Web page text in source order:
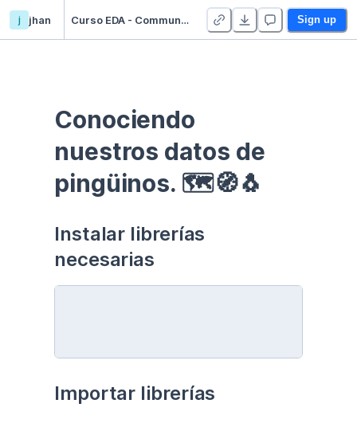
j jhan Curso EDA - Communication - Duplicate Sign up
Conociendo
nuestros datos de
pingüinos. 🗺🧭🐧
Instalar librerías
necesarias
Importar librerías